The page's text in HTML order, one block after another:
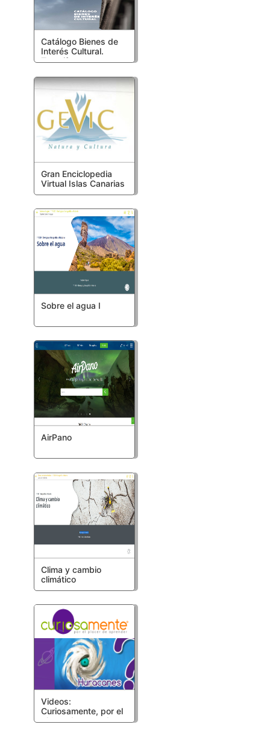
Catálogo Bienes de
Interés Cultural.
Tenerife
Gran Enciclopedia
Virtual Islas Canarias
Sobre el agua I
AirPano
Clima y cambio
climático
Videos:
Curiosamente, por el
placer de aprender